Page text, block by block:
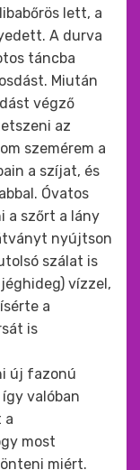
lett, a
A durva
táncba
Miután
végző
az
szemérem a
a szíjat, és
Óvatos
a szőrt a lány
nyújtson
szálat is
vízzel,
a
is
új fazonú
valóban
a
most
miért.